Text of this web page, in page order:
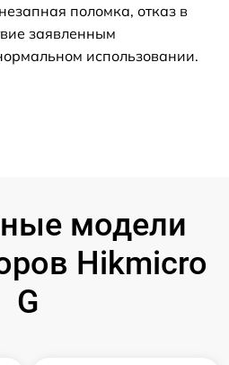
поломка, отказ в
заявленным
использовании.
модели
Hikmicro
G